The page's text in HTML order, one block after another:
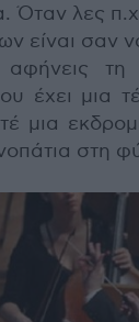
Όταν λες
είναι σαν
αφήνεις
έχει μια
μια
στη